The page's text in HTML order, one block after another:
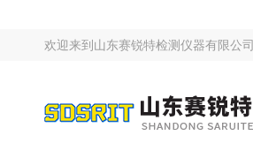
欢迎来到 山东赛锐特检测仪器有限公司